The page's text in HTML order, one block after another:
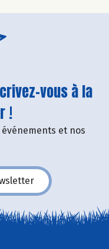
vous à la
!
et nos